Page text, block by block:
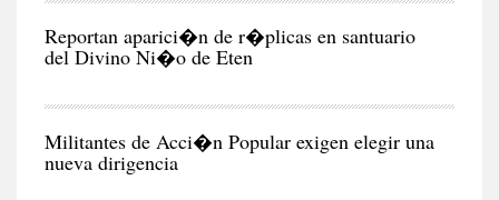
Reportan aparici�n de r�plicas en santuario
del Divino Ni�o de Eten
Militantes de Acci�n Popular exigen elegir una
nueva dirigencia